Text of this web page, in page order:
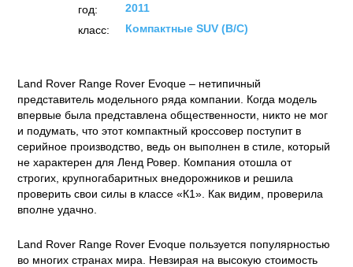
год:
2011
класс:
Компактные SUV (B/C)
Land Rover Range Rover Evoque – нетипичный
представитель модельного ряда компании. Когда модель
впервые была представлена общественности, никто не мог
и подумать, что этот компактный кроссовер поступит в
серийное производство, ведь он выполнен в стиле, который
не характерен для Ленд Ровер. Компания отошла от
строгих, крупногабаритных внедорожников и решила
проверить свои силы в классе «К1». Как видим, проверила
вполне удачно.
Land Rover Range Rover Evoque пользуется популярностью
во многих странах мира. Невзирая на высокую стоимость